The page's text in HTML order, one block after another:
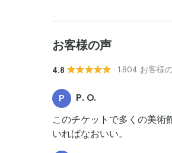
お客様の声
4.8 · 1.804 お客様
P P. O.
このチケットで多くの美術
いればなおいい。